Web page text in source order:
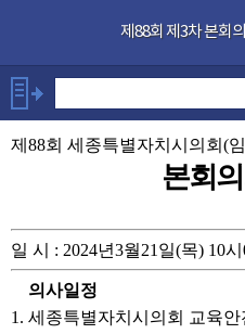
제88회 제3차 본회
×
발언자
안건
관련회의록
제88회 세종특별자치시의회(
본회
일 시 : 2024년3월21일(목) 10
의사일정
1. 세종특별자치시의회 교육